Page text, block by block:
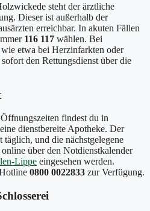
steht der ärztliche
Dieser ist außerhalb der
erreichbar. In akuten Fällen
116 117 wählen. Bei
etwa bei Herzinfarkten oder
den Rettungsdienst über die
findest du in
dienstbereite Apotheke. Der
und die nächstgelegene
über den Notdienstkalender
Lippe eingesehen werden.
0800 0022833 zur Verfügung.